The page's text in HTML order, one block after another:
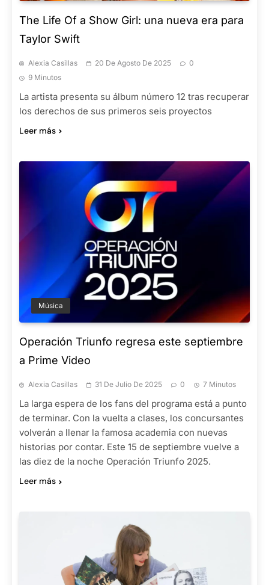
The Life Of a Show Girl: una nueva era para
Taylor Swift
Alexia Casillas 20 De Agosto De 2025
0
9 Minutos
La artista presenta su álbum número 12 tras recuperar
los derechos de sus primeros seis proyectos
Leer más
Música
Operación Triunfo regresa este septiembre
a Prime Video
Alexia Casillas 31 De Julio De 2025 0 7 Minutos
La larga espera de los fans del programa está a punto
de terminar. Con la vuelta a clases, los concursantes
volverán a llenar la famosa academia con nuevas
historias por contar. Este 15 de septiembre vuelve a
las diez de la noche Operación Triunfo 2025.
Leer más